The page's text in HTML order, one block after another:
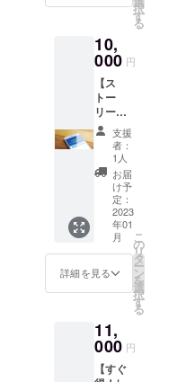
は2023
年1月中
力頂い
たアド
レスへ
お送り
する予
定で
す。 ※
カタロ
グはA4
サイズ
のマッ
ト紙を
ファイ
ルに入
れたも
りま
す。 ※
衣裳ラ
イン
ナップ
のみと
す。 ☆
お届け
予定：
・利用
チケッ
トを
2023年
8月より
順次お
届けす
る予定
です。
その
後、ご
注文す
ご提示
いただ
す。 ・
メール
は2023
年1月中
しま
す。 利
用チ
ケット
は１枚
１回限
り、
2023年
12月31
日まで
１年間
使用で
きま
す。 ☆
リター
ン内
容： ・
6,500円
裳が利
用でき
るチ
ケット
40%OF
10,000
円でレ
ンタル
できる
チケッ
トをお
送りい
たしま
す。 利
用チ
ケット
は１枚
１回限
り、無
期限で
使用で
きま
容： ・
6,000円
でレン
タル衣
択
す
る
10,
000 円
【ス
トー
リーズ
ハイラ
イトに
メン
ション
いたし
ます】
個人の
ご支援
者様、
または
企業様
をイン
スタグ
１年間
ストー
リーズ
ハイラ
支援
者：
1人
お届
け予
定：
2023
年01
月
詳細を見る
こ
の
リ
タ
ー
ン
を
選
択
す
る
11,
000 円
【すぐ